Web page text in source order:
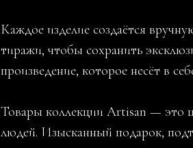
Каждое изделие создаётся
тиражи, чтобы сохранить
произведение, которое несёт в
Товары коллекции Artisan — это
людей. Изысканный подарок,